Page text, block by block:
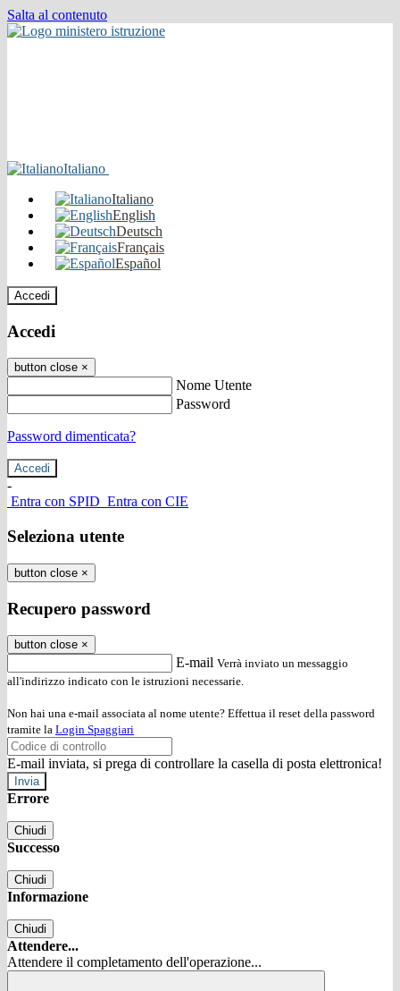
Salta al contenuto
Italiano
Italiano
English
Deutsch
Français
Español
Accedi
Accedi
button close ×
Nome Utente
Password
Password dimenticata?
-
Entra con SPID Entra con CIE
Seleziona utente
button close ×
Recupero password
button close ×
E-mail Verrà inviato un messaggio
all'indirizzo indicato con le istruzioni necessarie.
Non hai una e-mail associata al nome utente? Effettua il reset della password
tramite la Login Spaggiari
E-mail inviata, si prega di controllare la casella di posta elettronica!
Errore
Chiudi
Successo
Chiudi
Informazione
Chiudi
Attendere...
Attendere il completamento dell'operazione...